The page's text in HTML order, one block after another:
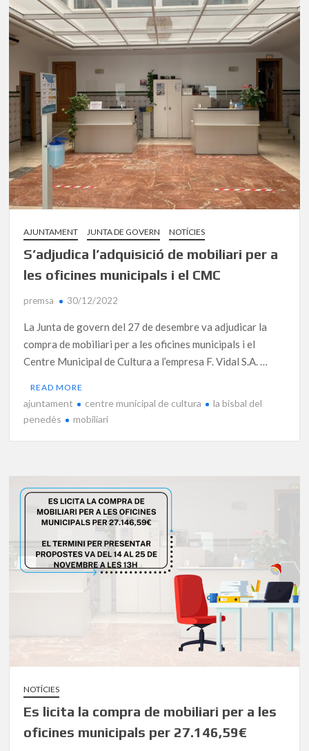
AJUNTAMENT JUNTA DE GOVERN NOTÍCIES
S’adjudica l’adquisició de mobiliari per a
les oficines municipals i el CMC
premsa 30/12/2022
La Junta de govern del 27 de desembre va adjudicar la
compra de mobiliari per a les oficines municipals i el
Centre Municipal de Cultura a l’empresa F. Vidal S.A. …
READ MORE
ajuntament centre municipal de cultura
la bisbal del
penedès
mobiliari
NOTÍCIES
Es licita la compra de mobiliari per a les
oficines municipals per 27.146,59€